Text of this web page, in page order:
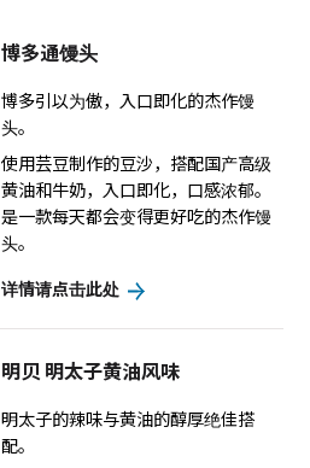
博多通馒头
博多引以为傲，入口即化的杰作馒
头。
使用芸豆制作的豆沙，搭配国产高级
黄油和牛奶，入口即化，口感浓郁。
是一款每天都会变得更好吃的杰作馒
头。
详情请点击此处
明贝 明太子黄油风味
明太子的辣味与黄油的醇厚绝佳搭
配。